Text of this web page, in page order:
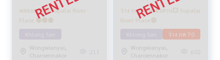
คลองสาน💥 Supalai River
Place 🔴🟢🟡
Wongwianyai,
Charoennakor
ว่าง กค 70 คลองสาน💥 Supalai
River Place🔴
ว่าง กค 70
Wongwianyai,
Charoennakor
602